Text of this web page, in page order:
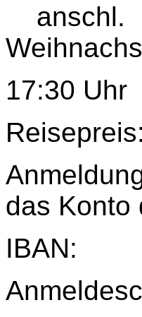
anschl.
17:30
das Konto
IBAN: